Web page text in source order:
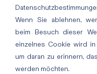
Wenn Sie ablehnen,
beim Besuch dieser
einzelnes Cookie wird
um daran zu erinnern,
werden möchten.